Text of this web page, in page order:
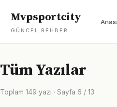
Mvpsportcity
GÜNCEL REHBER
Tüm Yazılar
Toplam 149 yazı · Sayfa 6 / 13